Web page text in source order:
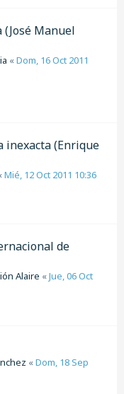
(José Manuel
«Dom, 16 Oct 2011
inexacta (Enrique
Mié, 12 Oct 2011 10:36
de
Alaire «Jue, 06 Oct
«Dom, 18 Sep